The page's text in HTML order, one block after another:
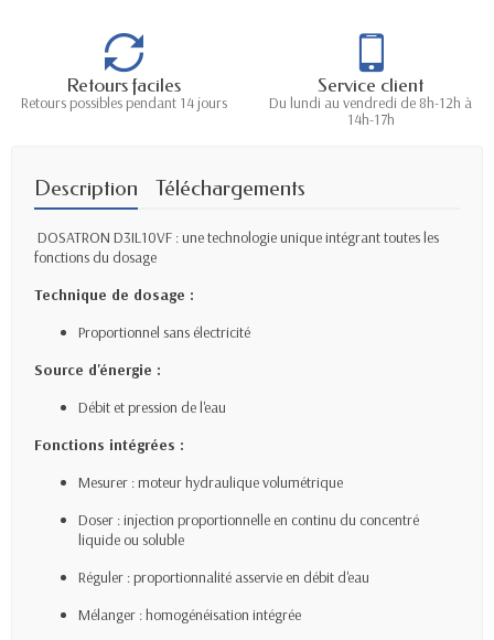
Retours faciles
Retours possibles pendant 14 jours
Service client
Du lundi au vendredi de 8h-12h à
14h-17h
Description Téléchargements
DOSATRON D3IL10VF : une technologie unique intégrant toutes les
fonctions du dosage
Technique de dosage :
Proportionnel sans électricité
Source d'énergie :
Débit et pression de l'eau
Fonctions intégrées :
Mesurer : moteur hydraulique volumétrique
Doser : injection proportionnelle en continu du concentré
liquide ou soluble
Réguler : proportionnalité asservie en débit d'eau
Mélanger : homogénéisation intégrée